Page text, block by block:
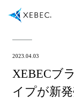
2023.04.03
XEBECブ
イプが新